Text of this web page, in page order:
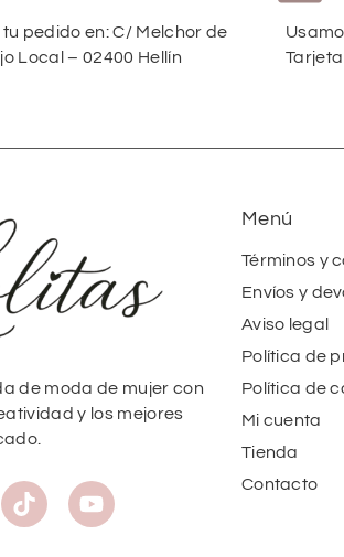
pedido en: C/ Melchor de
Local – 02400 Hellín
de moda de mujer con
y los mejores
Menú
Términos y
Envíos y
Aviso legal
Política de
Política de
Mi cuenta
Tienda
Contacto